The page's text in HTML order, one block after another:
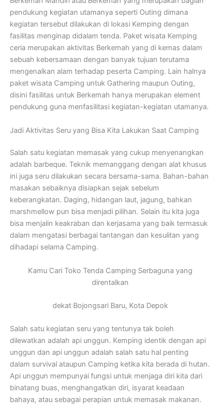
pendukung kegiatan utamanya seperti Outing dimana
kegiatan tersebut dilakukan di lokasi Kemping dengan
fasilitas menginap didalam tenda. Paket wisata Kemping
ceria merupakan aktivitas Berkemah yang di kemas dalam
sebuah kebersamaan dengan banyak tujuan terutama
mengenalkan alam terhadap peserta Camping. Lain halnya
paket wisata Camping untuk Gathering maupun Outing,
disini fasilitas untuk Berkemah hanya merupakan element
pendukung guna menfasilitasi kegiatan-kegiatan utamanya.
Jadi Aktivitas Seru yang Bisa Kita Lakukan Saat Camping
Salah satu kegiatan memasak yang cukup menyenangkan
adalah barbeque. Teknik memanggang dengan alat khusus
ini juga seru dilakukan secara bersama-sama. Bahan-bahan
masakan sebaiknya disiapkan sejak sebelum
keberangkatan. Daging, hidangan laut, jagung, bahkan
marshmellow pun bisa menjadi pilihan. Selain itu kita juga
bisa menjalin keakraban dan kerjasama yang baik termasuk
dalam mengatasi berbagai tantangan dan kesulitan yang
dihadapi selama Camping.
Kamu Cari Toko Tenda Camping Serbaguna yang
direntalkan
dekat Bojongsari Baru, Kota Depok
Salah satu kegiatan seru yang tentunya tak boleh
dilewatkan adalah api unggun. Kemping identik dengan api
unggun dan api unggun adalah salah satu hal penting
dalam survival ataupun Camping ketika kita berada di hutan.
Api unggun mempunyai fungsi untuk menjaga diri kita dari
binatang buas, menghangatkan diri, isyarat keadaan
bahaya, atau sebagai perapian untuk memasak makanan.